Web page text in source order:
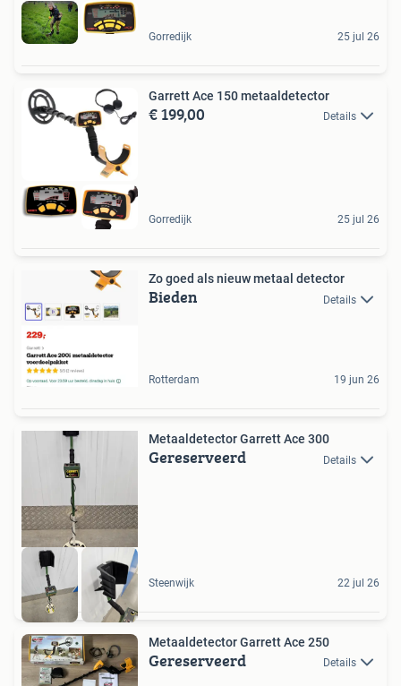
Gorredijk 25 jul 26
Garrett Ace 150 metaaldetector
€ 199,00 Details
Gorredijk 25 jul 26
Zo goed als nieuw metaal detector
Bieden Details
Rotterdam 19 jun 26
Metaaldetector Garrett Ace 300
Gereserveerd Details
Steenwijk 22 jul 26
Metaaldetector Garrett Ace 250
Gereserveerd Details